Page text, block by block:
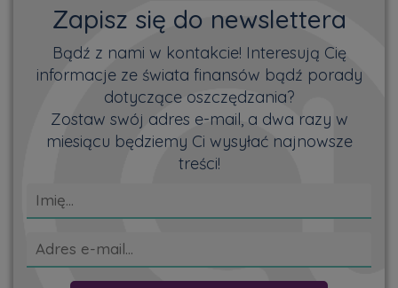
Zapisz się do newslettera
Bądź z nami w kontakcie! Interesują Cię
informacje ze świata finansów bądź porady
dotyczące oszczędzania?
Zostaw swój adres e-mail, a dwa razy w
miesiącu będziemy Ci wysyłać najnowsze
treści!